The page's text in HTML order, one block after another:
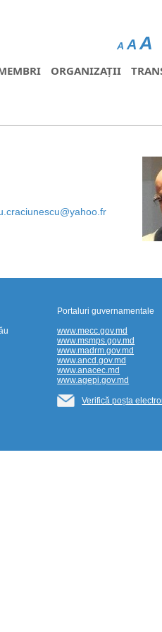
A A A
ORGANIZAȚII
Portaluri guvernamentale
www.mecc.gov.md
www.msmps.gov.md
www.madrm.gov.md
www.ancd.gov.md
www.anacec.md
www.agepi.gov.md
Verifică poșta